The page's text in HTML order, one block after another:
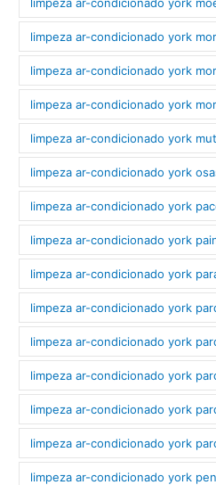
limpeza ar-condicionado york
limpeza ar-condicionado york
limpeza ar-condicionado york
limpeza ar-condicionado york
limpeza ar-condicionado york
limpeza ar-condicionado york
limpeza ar-condicionado york
limpeza ar-condicionado york
limpeza ar-condicionado york
limpeza ar-condicionado york
limpeza ar-condicionado york
limpeza ar-condicionado york
limpeza ar-condicionado york
limpeza ar-condicionado york